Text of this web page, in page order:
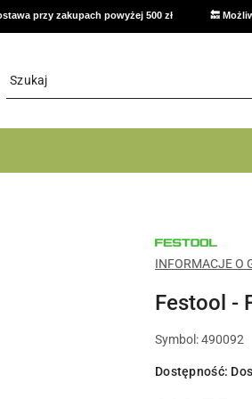
przy zakupach powyżej 500 zł 🔙
NARZĘDZIA
FESTOOL
DO
WARSZTATU,
I
PRAC
INFORMACJE O
Festool -
Symbol:490092
Dostępność: